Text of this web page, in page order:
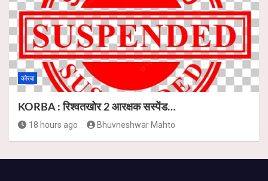
कोरबा
KORBA : रिश्वतखोर 2 आरक्षक सस्पेंड…
18 hours ago Bhuvneshwar Mahto